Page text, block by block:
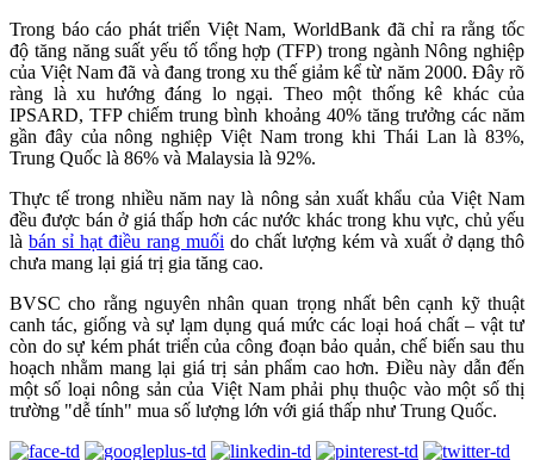
Trong báo cáo phát triển Việt Nam, WorldBank đã chỉ ra rằng tốc
độ tăng năng suất yếu tố tổng hợp (TFP) trong ngành Nông nghiệp
của Việt Nam đã và đang trong xu thế giảm kể từ năm 2000. Đây rõ
ràng là xu hướng đáng lo ngại. Theo một thống kê khác của
IPSARD, TFP chiếm trung bình khoảng 40% tăng trưởng các năm
gần đây của nông nghiệp Việt Nam trong khi Thái Lan là 83%,
Trung Quốc là 86% và Malaysia là 92%.
Thực tế trong nhiều năm nay là nông sản xuất khẩu của Việt Nam
đều được bán ở giá thấp hơn các nước khác trong khu vực, chủ yếu
là bán sỉ hạt điều rang muối do chất lượng kém và xuất ở dạng thô
chưa mang lại giá trị gia tăng cao.
BVSC cho rằng nguyên nhân quan trọng nhất bên cạnh kỹ thuật
canh tác, giống và sự lạm dụng quá mức các loại hoá chất – vật tư
còn do sự kém phát triển của công đoạn bảo quản, chế biến sau thu
hoạch nhằm mang lại giá trị sản phẩm cao hơn. Điều này dẫn đến
một số loại nông sản của Việt Nam phải phụ thuộc vào một số thị
trường "dễ tính" mua số lượng lớn với giá thấp như Trung Quốc.